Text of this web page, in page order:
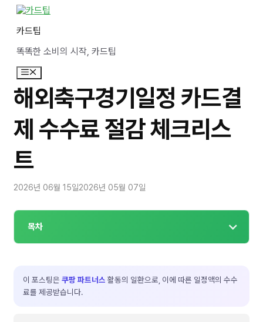
카드팁
똑똑한 소비의 시작, 카드팁
메
뉴
해외축구경기일정 카드결
제 수수료 절감 체크리스
트
2026년 06월 15일2026년 05월 07일
목차
이 포스팅은 쿠팡 파트너스 활동의 일환으로, 이에 따른 일정액의 수수
료를 제공받습니다.